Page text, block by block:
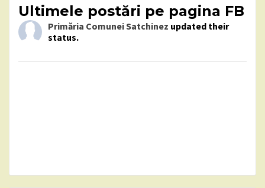
Ultimele postări pe pagina FB
Primăria Comunei Satchinez updated their
status.